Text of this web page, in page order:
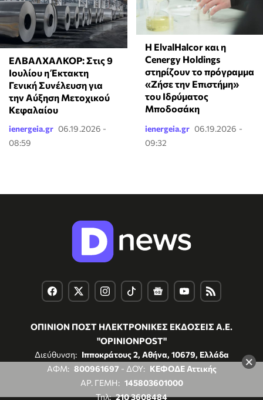
×
ΕΛΒΑΛΧΑΛΚΟΡ: Στις 9
Ιουλίου η Έκτακτη
Γενική Συνέλευση για
την Αύξηση Μετοχικού
Κεφαλαίου
ienergeia.gr 06.19.2026 -
08:59
Η ElvalHalcor και η
Cenergy Holdings
στηρίζουν το πρόγραμμα
«Ζήσε την Επιστήμη»
του Ιδρύματος
Μποδοσάκη
ienergeia.gr 06.19.2026 -
09:32
ΟΠΙΝΙΟΝ ΠΟΣΤ ΗΛΕΚΤΡΟΝΙΚΕΣ ΕΚΔΟΣΕΙΣ Α.Ε.
"OPINIONPOST"
Διεύθυνση: Ιπποκράτους 2, Αθήνα, 10679, Ελλάδα
ΑΦΜ: 800961697 - ΔΟΥ: ΚΕΦΟΔΕ Αττικής
ΑΡ. ΓΕΜΗ: 145803601000
Τηλ: 210 3608484